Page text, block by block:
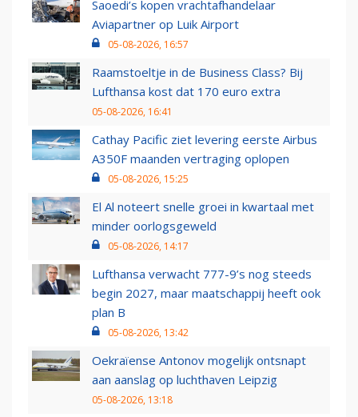
Saoedi’s kopen vrachtafhandelaar
Aviapartner op Luik Airport
05-08-2026, 16:57
Raamstoeltje in de Business Class? Bij
Lufthansa kost dat 170 euro extra
05-08-2026, 16:41
Cathay Pacific ziet levering eerste Airbus
A350F maanden vertraging oplopen
05-08-2026, 15:25
El Al noteert snelle groei in kwartaal met
minder oorlogsgeweld
05-08-2026, 14:17
Lufthansa verwacht 777-9’s nog steeds
begin 2027, maar maatschappij heeft ook
plan B
05-08-2026, 13:42
Oekraïense Antonov mogelijk ontsnapt
aan aanslag op luchthaven Leipzig
05-08-2026, 13:18